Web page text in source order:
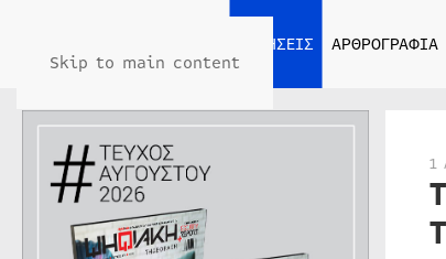
Skip to main content
ΕΙΔΗΣΕΙΣ ΑΡΘΡΟΓΡΑΦΙΑ
1